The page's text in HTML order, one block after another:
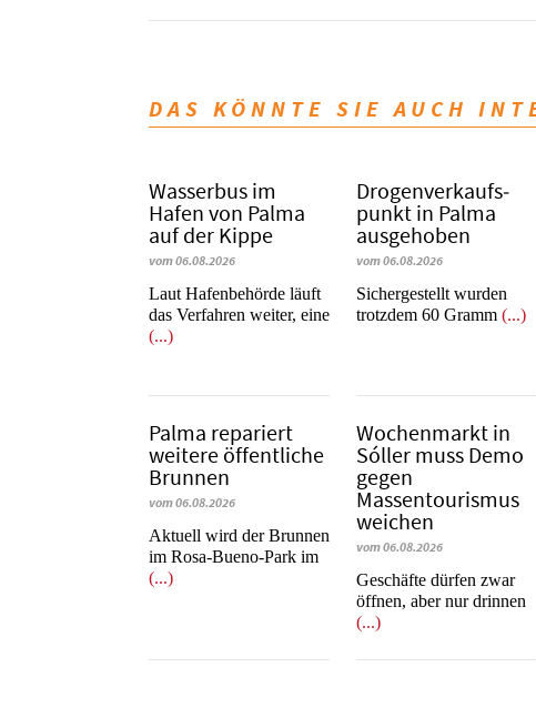
DAS KÖNNTE SIE AUCH
Wasserbus im
Hafen von Palma
auf der Kippe
vom 06.08.2026
Laut Hafenbehörde läuft
das Verfahren weiter, eine
(...)
Dro­gen­ver­kaufs­
punkt in Palma
ausgehoben
vom 06.08.2026
​​​​​​​Sichergestellt wurden
trotzdem 60 Gramm(...)
Palma repariert
weitere öffentliche
Brunnen
vom 06.08.2026
Aktuell wird der Brunnen
im Rosa-Bueno-Park im
(...)
Wochenmarkt in
Sóller muss Demo
gegen
Massentourismus
weichen
vom 06.08.2026
Geschäfte dürfen zwar
öffnen, aber nur drinnen
(...)